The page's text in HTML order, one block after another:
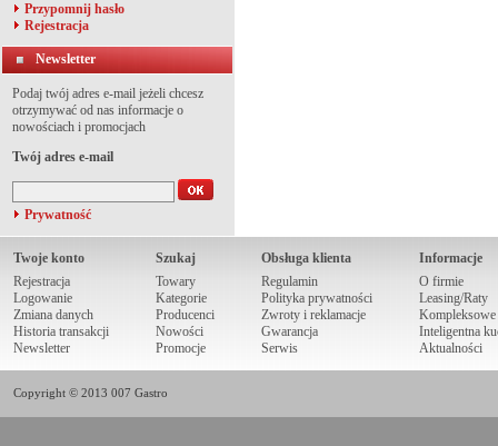
Przypomnij hasło
Rejestracja
Newsletter
Podaj twój adres e-mail jeżeli chcesz
otrzymywać od nas informacje o
nowościach i promocjach
Twój adres e-mail
Prywatność
Twoje konto
Rejestracja
Logowanie
Zmiana danych
Historia transakcji
Newsletter
Szukaj
Towary
Kategorie
Producenci
Nowości
Promocje
Obsługa klienta
Regulamin
Polityka prywatności
Zwroty i reklamacje
Gwarancja
Serwis
Informacje
O firmie
Leasing/Raty
Kompleksowe
Inteligentna
Aktualności
Copyright © 2013 007 Gastro